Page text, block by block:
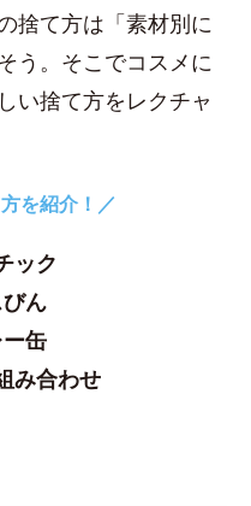
捨て方は「素材別に
う。そこでコスメに
い捨て方をレクチャ
を紹介！／
ック
びん
ー缶
み合わせ